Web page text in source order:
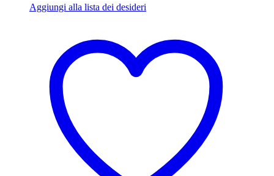
Aggiungi alla lista dei desideri